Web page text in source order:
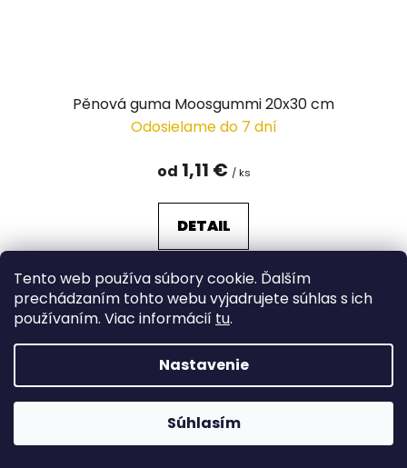
Tento web používa súbory cookie. Ďalším
prechádzaním tohto webu vyjadrujete súhlas s ich
používaním. Viac informácií tu.
Nastavenie
Súhlasím
Pěnová guma Moosgummi 20x30 cm
Odosielame do 7 dní
od 1,11 € / ks
DETAIL